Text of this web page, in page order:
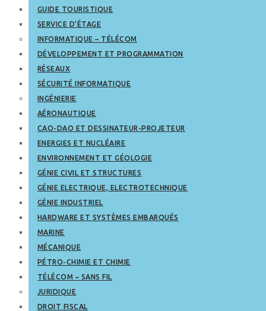
GUIDE TOURISTIQUE
SERVICE D’ÉTAGE
INFORMATIQUE – TÉLÉCOM
DÉVELOPPEMENT ET PROGRAMMATION
RÉSEAUX
SÉCURITÉ INFORMATIQUE
INGÉNIERIE
AÉRONAUTIQUE
CAO-DAO ET DESSINATEUR-PROJETEUR
ENERGIES ET NUCLÉAIRE
ENVIRONNEMENT ET GÉOLOGIE
GÉNIE CIVIL ET STRUCTURES
GÉNIE ELECTRIQUE, ELECTROTECHNIQUE
GÉNIE INDUSTRIEL
HARDWARE ET SYSTÈMES EMBARQUÉS
MARINE
MÉCANIQUE
PÉTRO-CHIMIE ET CHIMIE
TÉLÉCOM – SANS FIL
JURIDIQUE
DROIT FISCAL